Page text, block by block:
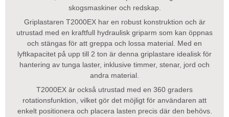
skogsmaskiner och redskap.
Griplastaren T2000EX har en robust konstruktion och är
utrustad med en kraftfull hydraulisk griparm som kan öppnas
och stängas för att greppa och lossa material. Med en
lyftkapacitet på upp till 2 ton är denna griplastare idealisk för
hantering av tunga laster, inklusive timmer, stenar, jord och
andra material.
T2000EX är också utrustad med en 360 graders
rotationsfunktion, vilket gör det möjligt för användaren att
enkelt positionera och placera lasten precis där den behövs.